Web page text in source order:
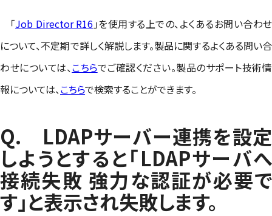
「Job Director R16」を使用する上での、よくあるお問い合わせ
について、不定期で詳しく解説します。製品に関するよくある問い合
わせについては、こちらでご確認ください。製品のサポート技術情
報については、こちらで検索することができます。
Q. LDAPサーバー連携を設定
しようとすると「LDAPサーバへ
接続失敗 強力な認証が必要で
す」と表示され失敗します。